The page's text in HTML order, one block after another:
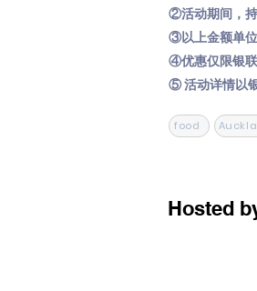
②活动期间，持
③以上金额单位
④优惠仅限银联
⑤ 活动详情以
food
Hosted